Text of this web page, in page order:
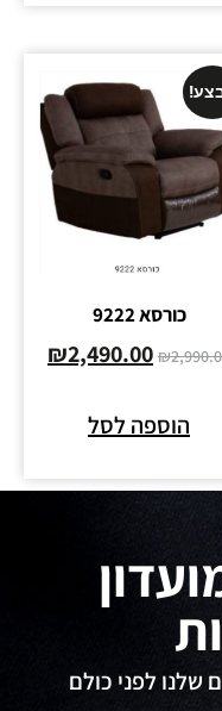
כורסא 9222
₪
₪2,490.00
הוספה לסל
שלנו לפני כולם